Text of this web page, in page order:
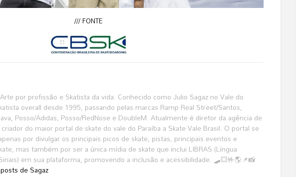
/// FONTE
por profissão e Skatista da vida. Conhecido como Julio Sagaz no Vale do
overall desde 1995, passando pelas marcas Ramp Real Street/Santos,
Posso/Adidas, Posso/RedNose e DoubleM. Atualmente é diretor da agência de
do maior portal de skate do vale do Paraíba a Skate Vale Brasil. O portal se
por divulgar os principais picos de skate, pistas, principais eventos e
mas também por ser a única mídia de skate que inclui LIBRAS (Língua
em sua plataforma, promovendo a inclusão e acessibilidade. 🛹💥🤟🌎📌📸
de Sagaz